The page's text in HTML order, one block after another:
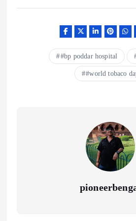
#bp poddar hospital
#world tobaco